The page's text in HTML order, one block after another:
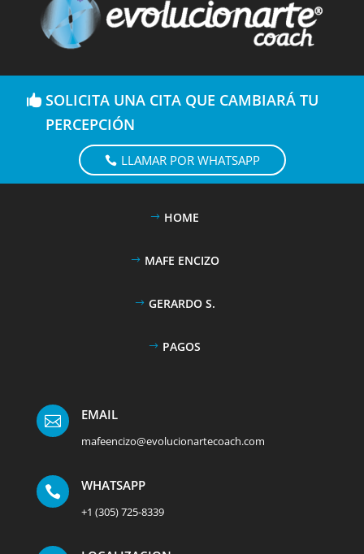
SOLICITA UNA CITA QUE CAMBIARÁ TU
PERCEPCIÓN
LLAMAR POR WHATSAPP
HOME
MAFE ENCIZO
GERARDO S.
PAGOS
 EMAIL
mafeencizo@evolucionartecoach.com
 WHATSAPP
+1 (305) 725-8339